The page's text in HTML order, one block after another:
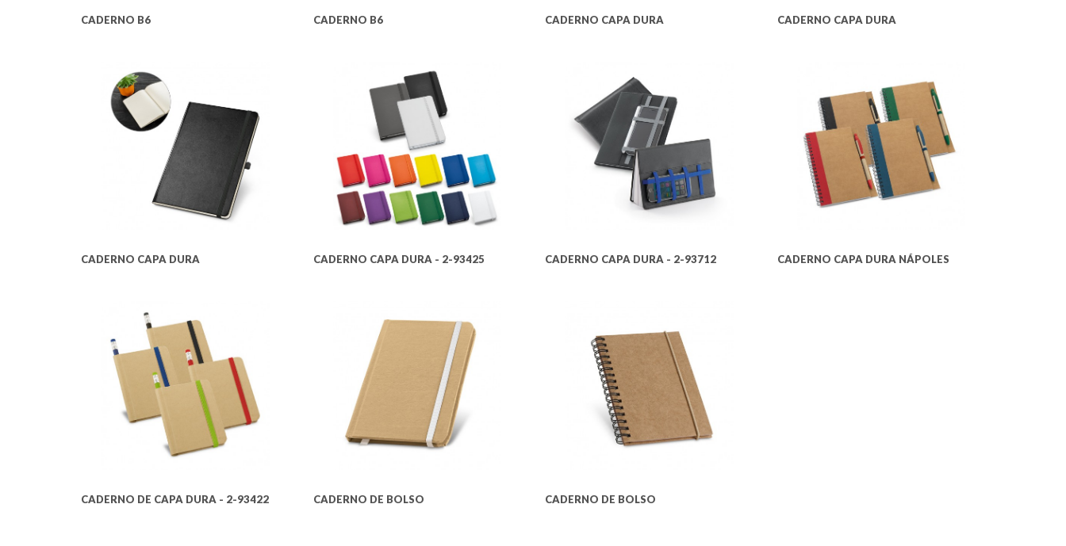
CADERNO B6 CADERNO B6 CADERNO CAPA DURA CADERNO CAPA DURA
CADERNO CAPA DURA CADERNO CAPA DURA - 2-93425 CADERNO CAPA DURA - 2-93712 CADERNO CAPA DURA NÁPOLES
CADERNO DE CAPA DURA - 2-93422 CADERNO DE BOLSO CADERNO DE BOLSO